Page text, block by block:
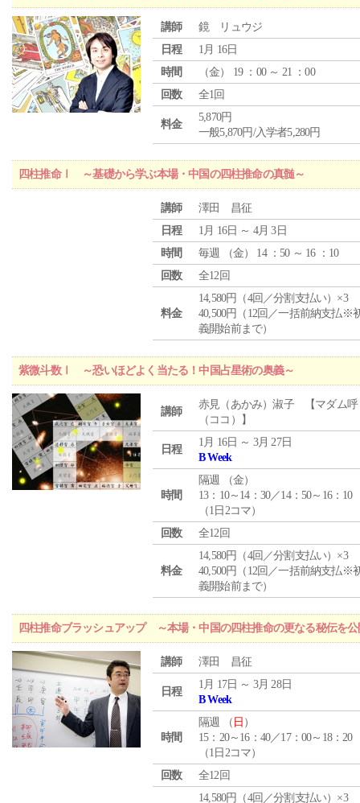
講師
鏡 リュウジ
日程
1月 16日
時間
（金） 19 ：00 ～ 21 ：00
回数
全1回
料金
5,870円
一般5,870円/入学者5,280円
四柱推命Ⅰ ～基礎から学ぶ本場・中国の四柱推命の真髄～
講師
澤田 昌征
日程
1月 16日 ～ 4月 3日
時間
毎週 （金） 14 ：50 ～ 16 ：10
回数
全12回
料金
14,580円（4回／分割支払い）×3
40,500円（12回／一括前納支払※
義開始前まで）
紫微斗数Ⅰ ～恐いほどよく当たる！中国占星術の奥義～
講師
赤見（あかみ）淑子 【マダム呼
（ココ）】
日程
1月 16日 ～ 3月 27日
B Week
時間
隔週 （金）
13：10～14：30／14：50～16：10
（1日2コマ）
回数
全12回
料金
14,580円（4回／分割支払い）×3
40,500円（12回／一括前納支払※
義開始前まで）
四柱推命ブラッシュアップ ～本場・中国の四柱推命の更なる秘伝を
講師 澤田 昌征
日程
1月 17日 ～ 3月 28日
B Week
時間
隔週 （ 日 ）
15：20～16：40／17：00～18：20
（1日2コマ）
回数
全12回
14,580円（4回／分割支払い）×3